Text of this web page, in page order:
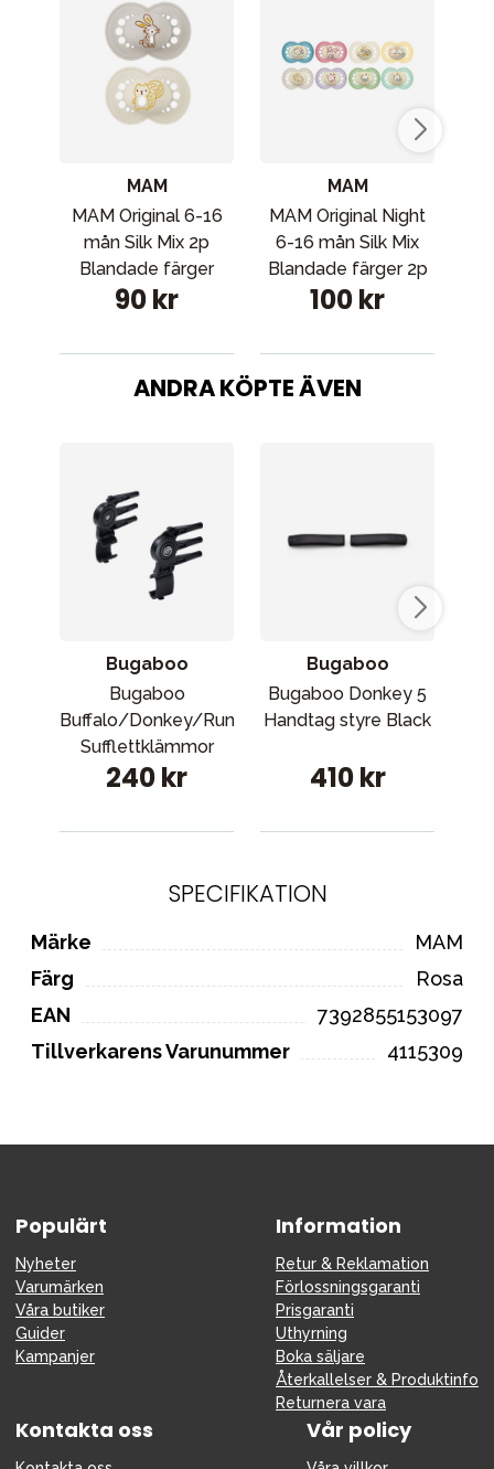
MAM
MAM Original 6-16
mån Silk Mix 2p
Blandade färger
90 kr
MAM
MAM Original Night
6-16 mån Silk Mix
Blandade färger 2p
100 kr
ANDRA KÖPTE ÄVEN
Bugaboo
Bugaboo
Buffalo/Donkey/Runner
Sufflettklämmor
240 kr
Bugaboo
Bugaboo Donkey 5
Handtag styre Black
410 kr
SPECIFIKATION
Märke
MAM
Färg
Rosa
EAN
7392855153097
Tillverkarens Varunummer
4115309
Populärt
Nyheter
Varumärken
Våra butiker
Guider
Kampanjer
Information
Retur & Reklamation
Förlossningsgaranti
Prisgaranti
Uthyrning
Boka säljare
Återkallelser & Produktinfo
Returnera vara
Kontakta oss Vår policy